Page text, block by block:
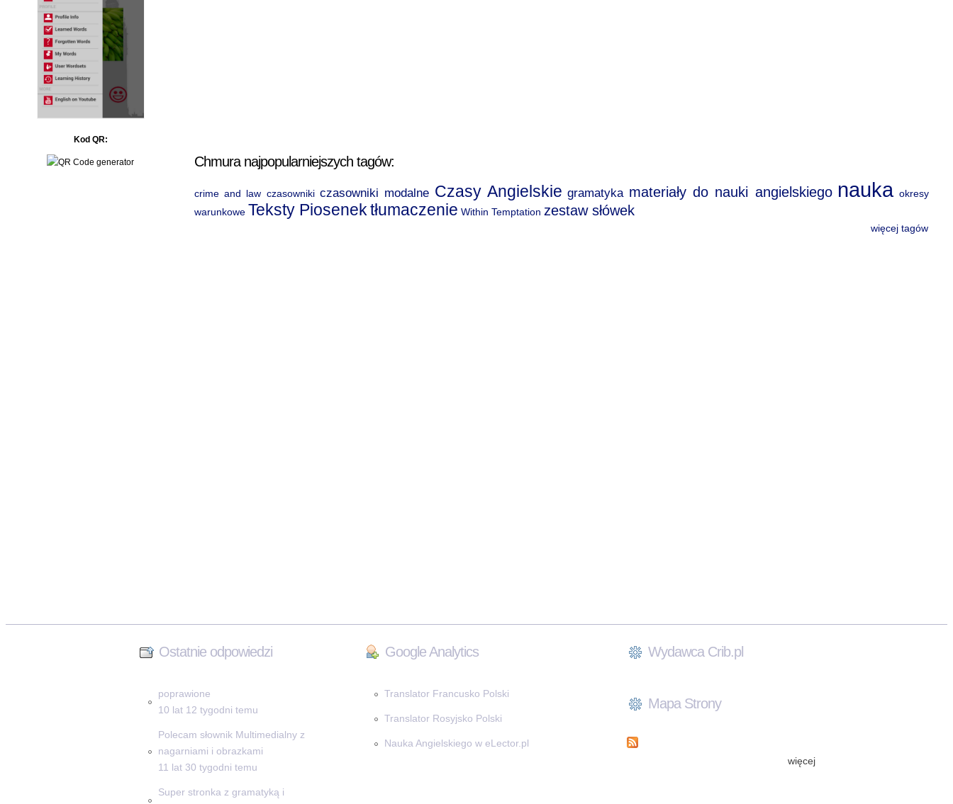
Kod QR:
Chmura najpopularniejszych tagów:
crime and law czasowniki czasowniki modalne Czasy Angielskie gramatyka materiały do nauki angielskiego nauka okresy
warunkowe Teksty Piosenektłumaczenie Within Temptation zestaw słówek
więcej tagów
Ostatnie odpowiedzi
poprawione
10 lat 12 tygodni temu
Polecam słownik Multimedialny z
nagarniami i obrazkami
11 lat 30 tygodni temu
Super stronka z gramatyką i
Google Analytics
Translator Francusko Polski
Translator Rosyjsko Polski
Nauka Angielskiego w eLector.pl
Wydawca Crib.pl
Mapa Strony
więcej